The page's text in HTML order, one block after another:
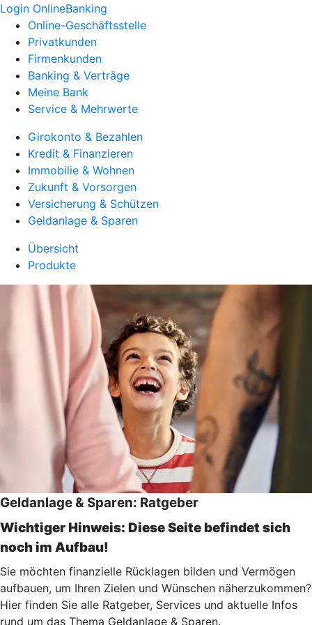
Login OnlineBanking
Online-Geschäftsstelle
Privatkunden
Firmenkunden
Banking & Verträge
Meine Bank
Service & Mehrwerte
Girokonto & Bezahlen
Kredit & Finanzieren
Immobilie & Wohnen
Zukunft & Vorsorgen
Versicherung & Schützen
Geldanlage & Sparen
Übersicht
Produkte
Geldanlage & Sparen: Ratgeber
Wichtiger Hinweis: Diese Seite befindet sich
noch im Aufbau!
Sie möchten finanzielle Rücklagen bilden und Vermögen
aufbauen, um Ihren Zielen und Wünschen näherzukommen?
Hier finden Sie alle Ratgeber, Services und aktuelle Infos
rund um das Thema Geldanlage & Sparen.